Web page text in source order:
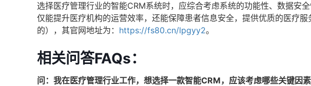
选择医疗管理行业的智能CRM系统时，应综合考虑系统的功能性、数据安
仅能提升医疗机构的运营效率，还能保障患者信息安全，提供优质的医疗
的），其官网地址为： https://fs80.cn/lpgyy2。
相关问答FAQs：
问：我在医疗管理行业工作，想选择一款智能CRM，应该考虑哪些关键因素